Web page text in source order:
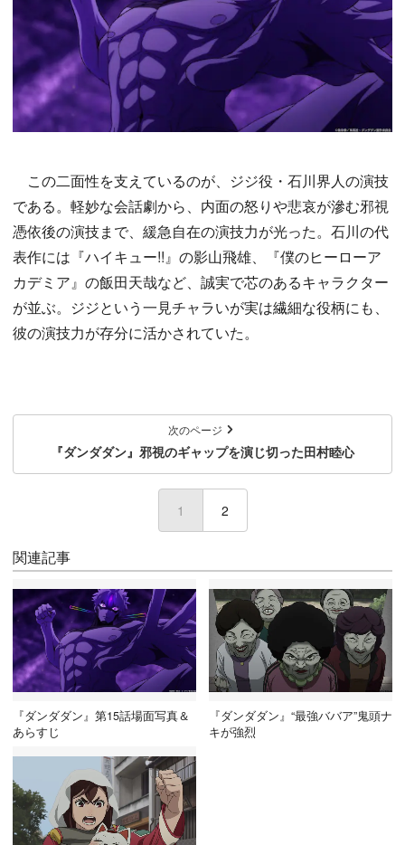
この二面性を支えているのが、ジジ役・石川界人の演技
である。軽妙な会話劇から、内面の怒りや悲哀が滲む邪視
憑依後の演技まで、緩急自在の演技力が光った。石川の代
表作には『ハイキュー!!』の影山飛雄、『僕のヒーローア
カデミア』の飯田天哉など、誠実で芯のあるキャラクター
が並ぶ。ジジという一見チャラいが実は繊細な役柄にも、
彼の演技力が存分に活かされていた。
次のページ
『ダンダダン』邪視のギャップを演じ切った田村睦心
1 (current)
2
関連記事
『ダンダダン』第15話場面写真＆
あらすじ
『ダンダダン』“最強ババア”鬼頭ナ
キが強烈